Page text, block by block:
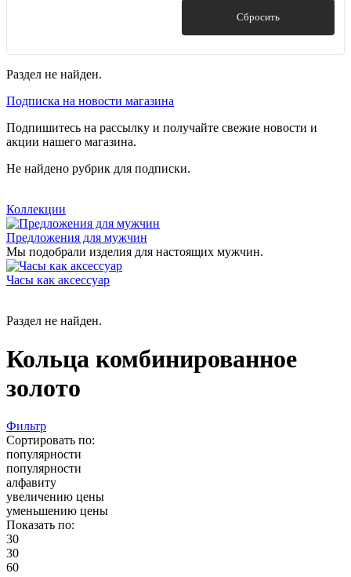
Сбросить
Раздел не найден.
Подписка на новости магазина
Подпишитесь на рассылку и получайте свежие новости и
акции нашего магазина.
Не найдено рубрик для подписки.
Коллекции
Предложения для мужчин
Мы подобрали изделия для настоящих мужчин.
Часы как аксессуар
Раздел не найден.
Кольца комбинированное
золото
Фильтр
Сортировать по:
популярности
популярности
алфавиту
увеличению цены
уменьшению цены
Показать по:
30
30
60